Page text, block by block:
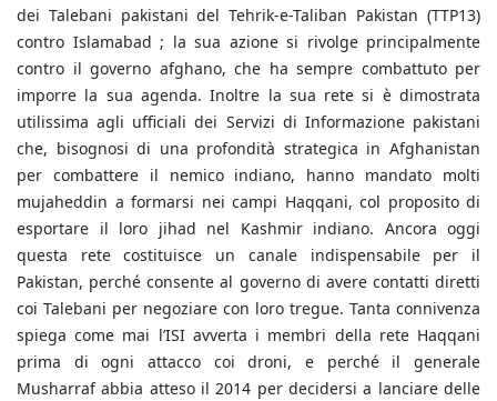
dei Talebani pakistani del Tehrik-e-Taliban Pakistan (TTP13)
contro Islamabad ; la sua azione si rivolge principalmente
contro il governo afghano, che ha sempre combattuto per
imporre la sua agenda. Inoltre la sua rete si è dimostrata
utilissima agli ufficiali dei Servizi di Informazione pakistani
che, bisognosi di una profondità strategica in Afghanistan
per combattere il nemico indiano, hanno mandato molti
mujaheddin a formarsi nei campi Haqqani, col proposito di
esportare il loro jihad nel Kashmir indiano. Ancora oggi
questa rete costituisce un canale indispensabile per il
Pakistan, perché consente al governo di avere contatti diretti
coi Talebani per negoziare con loro tregue. Tanta connivenza
spiega come mai l’ISI avverta i membri della rete Haqqani
prima di ogni attacco coi droni, e perché il generale
Musharraf abbia atteso il 2014 per decidersi a lanciare delle